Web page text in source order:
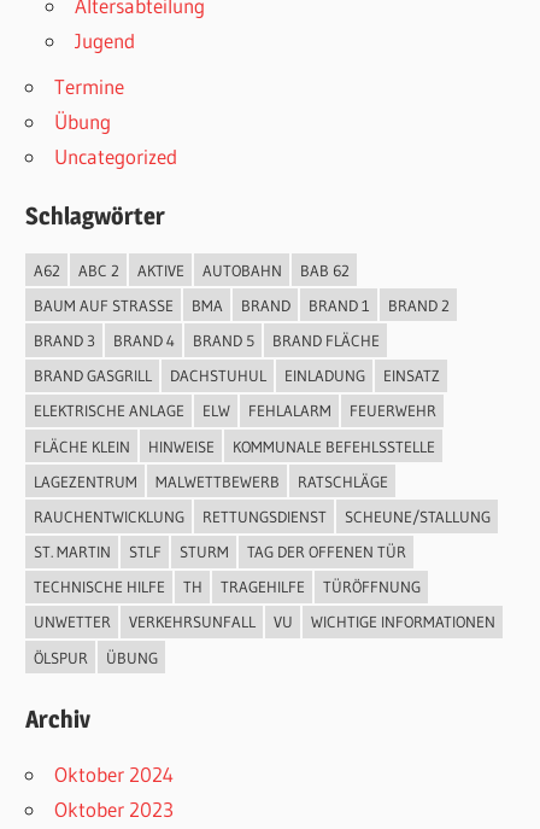
Altersabteilung
Jugend
Termine
Übung
Uncategorized
Schlagwörter
A62 ABC 2 AKTIVE AUTOBAHN
BAB 62
BAUM AUF STRASSE
BMA BRAND BRAND 1
BRAND 2
BRAND 3
BRAND 4 BRAND 5
BRAND FLÄCHE
BRAND GASGRILL
DACHSTUHUL EINLADUNG
EINSATZ
ELEKTRISCHE ANLAGE
ELW FEHLALARM
FEUERWEHR
FLÄCHE KLEIN
HINWEISE
KOMMUNALE BEFEHLSSTELLE
LAGEZENTRUM
MALWETTBEWERB
RATSCHLÄGE
RAUCHENTWICKLUNG
RETTUNGSDIENST
SCHEUNE/STALLUNG
ST. MARTIN
STLF STURM
TAG DER OFFENEN TÜR
TECHNISCHE HILFE
TH TRAGEHILFE
TÜRÖFFNUNG
UNWETTER
VERKEHRSUNFALL VU
WICHTIGE INFORMATIONEN
ÖLSPUR
ÜBUNG
Archiv
Oktober 2024
Oktober 2023